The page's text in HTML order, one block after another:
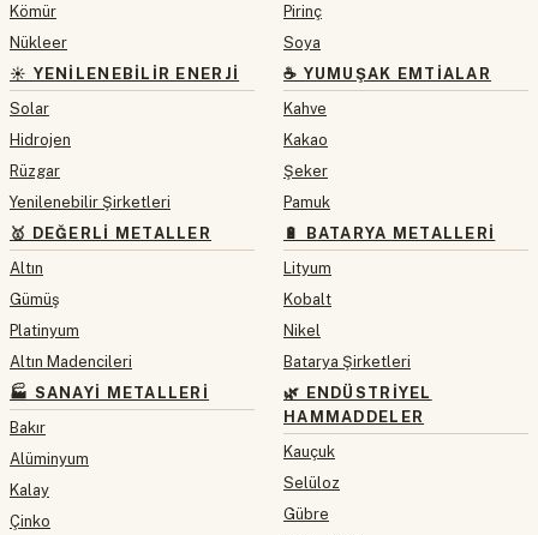
Kömür
Nükleer
☀️ YENILENEBILIR ENERJI
Solar
Hidrojen
Rüzgar
Yenilenebilir Şirketleri
🥇 DEĞERLI METALLER
Altın
Gümüş
Platinyum
Altın Madencileri
🏭 SANAYI METALLERI
Bakır
Alüminyum
Kalay
Çinko
Pirinç
Soya
☕ YUMUŞAK EMTIALAR
Kahve
Kakao
Şeker
Pamuk
🔋 BATARYA METALLERI
Lityum
Kobalt
Nikel
Batarya Şirketleri
🌿 ENDÜSTRIYEL
HAMMADDELER
Kauçuk
Selüloz
Gübre